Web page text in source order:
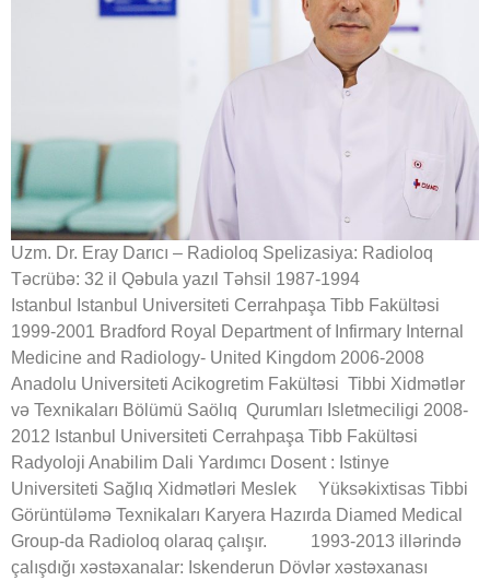
Uzm. Dr. Eray Darıcı – Radioloq Spelizasiya: Radioloq
Təcrübə: 32 il Qəbula yazıl Təhsil 1987-1994
Istanbul Istanbul Universiteti Cerrahpaşa Tibb Fakültəsi
1999-2001 Bradford Royal Department of Infirmary Internal
Medicine and Radiology- United Kingdom 2006-2008
Anadolu Universiteti Acikogretim Fakültəsi Tibbi Xidmətlər
və Texnikaları Bölümü Saölıq Qurumları Isletmeciligi 2008-
2012 Istanbul Universiteti Cerrahpaşa Tibb Fakültəsi
Radyoloji Anabilim Dali Yardımcı Dosent : Istinye
Universiteti Sağlıq Xidmətləri Meslek Yüksəkixtisas Tibbi
Görüntüləmə Texnikaları Karyera Hazırda Diamed Medical
Group-da Radioloq olaraq çalışır. 1993-2013 illərində
çalışdığı xəstəxanalar: Iskenderun Dövlər xəstəxanası